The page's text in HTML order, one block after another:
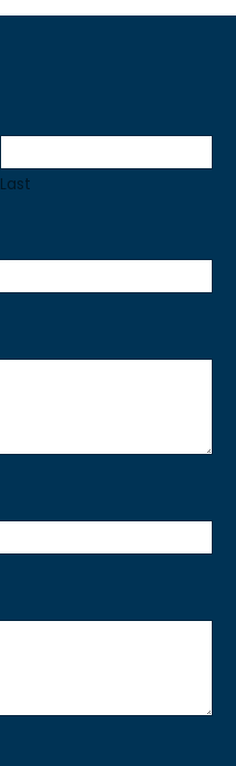
Last